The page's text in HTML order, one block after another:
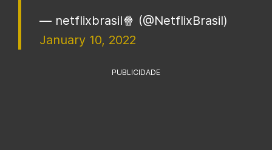
— netflixbrasil🍿 (@NetflixBrasil)
January 10, 2022
PUBLICIDADE